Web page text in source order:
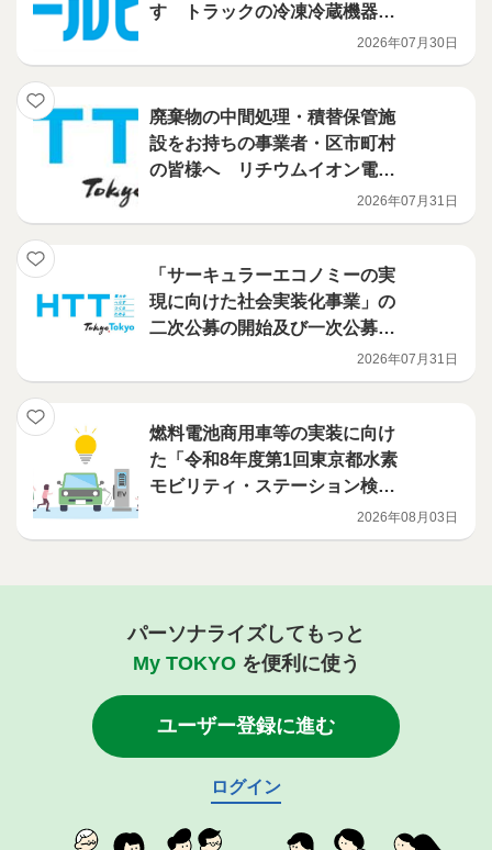
す トラックの冷凍冷蔵機器に
導入される技術を補助対象に追
加しました！ フロン漏えい防
進事業
2026年07月30日
廃棄物の中間処理・積替保管施
設をお持ちの事業者・区市町村
の皆様へ リチウムイオン電池
火災対策を、都が支援します
（電池検知機・火災検知機等の
2026年07月31日
「サーキュラーエコノミーの実
現に向けた社会実装化事業」の
二次公募の開始及び一次公募の
2026年07月31日
燃料電池商用車等の実装に向け
た「令和8年度第1回東京都水素
モビリティ・ステーション検討
ワーキンググループ」の開催に
ついて
2026年08月03日
パーソナライズしてもっと
My TOKYOを便利に使う
ユーザー登録に進む
ログイン